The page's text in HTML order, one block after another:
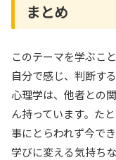
まとめ
このテーマを学ぶこ
自分で感じ、判断す
心理学は、他者との
ん持っています。た
事にとらわれず今で
学びに変える気持ち